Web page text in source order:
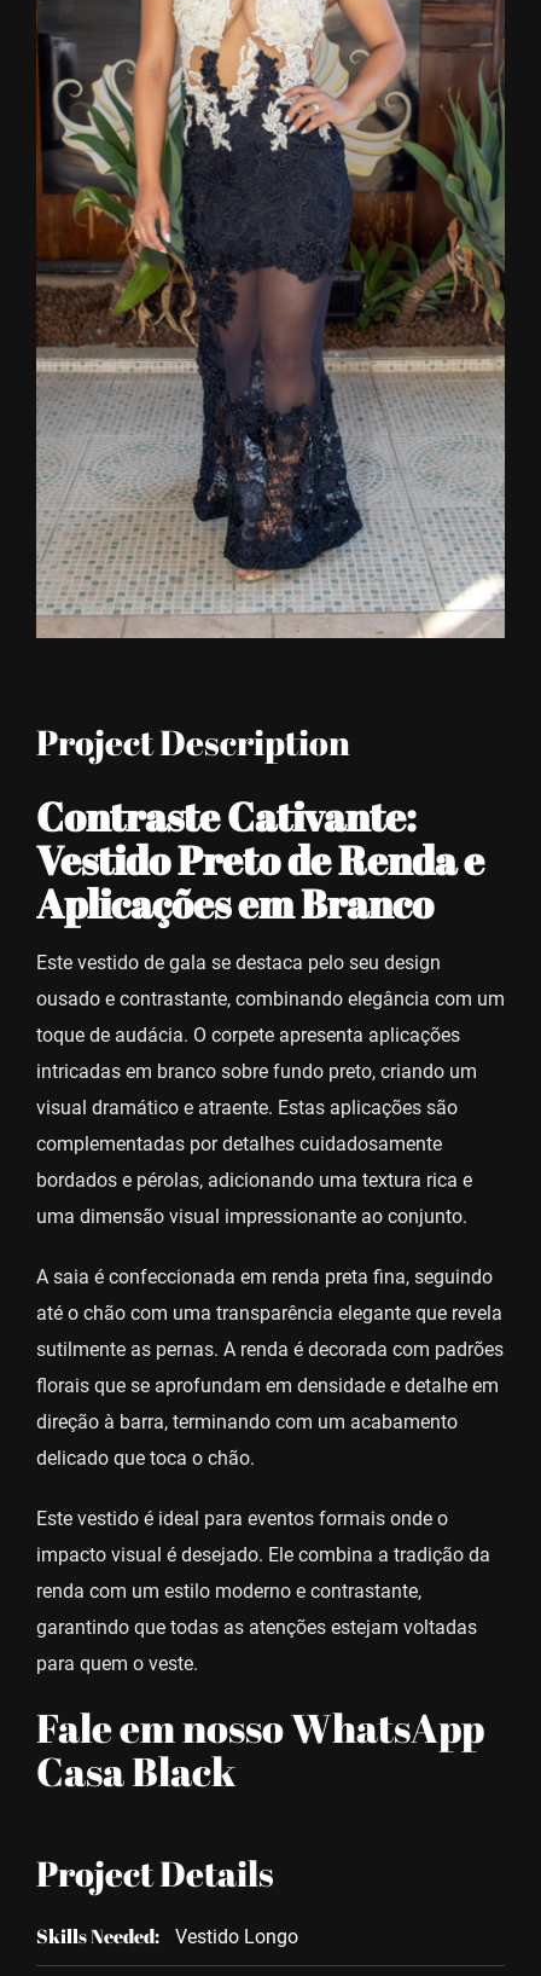
Project Description
Contraste Cativante:
Vestido Preto de Renda e
Aplicações em Branco
Este vestido de gala se destaca pelo seu design
ousado e contrastante, combinando elegância com um
toque de audácia. O corpete apresenta aplicações
intricadas em branco sobre fundo preto, criando um
visual dramático e atraente. Estas aplicações são
complementadas por detalhes cuidadosamente
bordados e pérolas, adicionando uma textura rica e
uma dimensão visual impressionante ao conjunto.
A saia é confeccionada em renda preta fina, seguindo
até o chão com uma transparência elegante que revela
sutilmente as pernas. A renda é decorada com padrões
florais que se aprofundam em densidade e detalhe em
direção à barra, terminando com um acabamento
delicado que toca o chão.
Este vestido é ideal para eventos formais onde o
impacto visual é desejado. Ele combina a tradição da
renda com um estilo moderno e contrastante,
garantindo que todas as atenções estejam voltadas
para quem o veste.
Fale em nosso WhatsApp
Casa Black
Project Details
Skills Needed: Vestido Longo